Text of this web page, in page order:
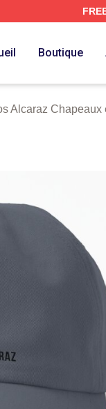
Boutique
Alcaraz Chapeaux